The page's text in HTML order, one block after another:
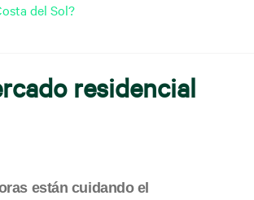
del Sol?
residencial
están cuidando el